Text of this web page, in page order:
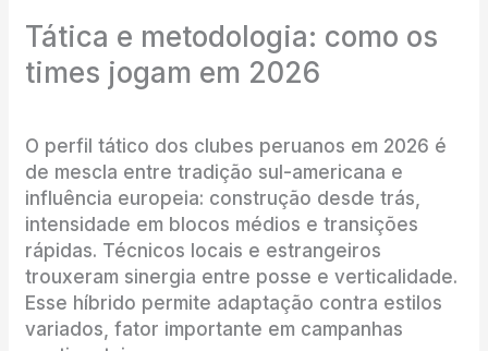
Tática e metodologia: como os
times jogam em 2026
O perfil tático dos clubes peruanos em 2026 é
de mescla entre tradição sul-americana e
influência europeia: construção desde trás,
intensidade em blocos médios e transições
rápidas. Técnicos locais e estrangeiros
trouxeram sinergia entre posse e verticalidade.
Esse híbrido permite adaptação contra estilos
variados, fator importante em campanhas